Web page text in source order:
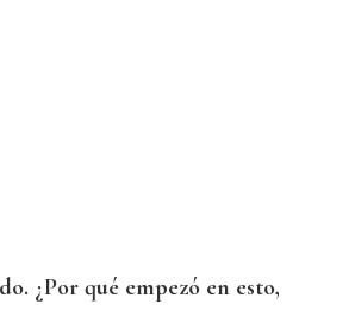
¿Por qué empezó en esto,